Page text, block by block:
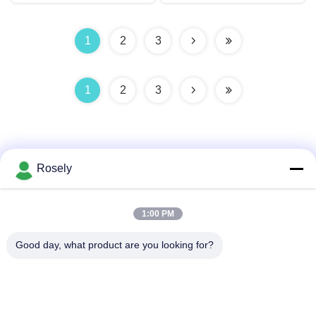
1 2 3
1 2 3
पता
Rosely
1:00 PM
Good day, what product are you looking for?